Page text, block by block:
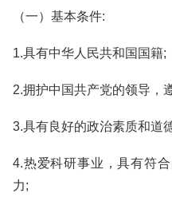
（一）基本条件:
1.具有中华人民共和国国籍;
2.拥护中国共产党的领导，
3.具有良好的政治素质和道
4.热爱科研事业，具有符
力;